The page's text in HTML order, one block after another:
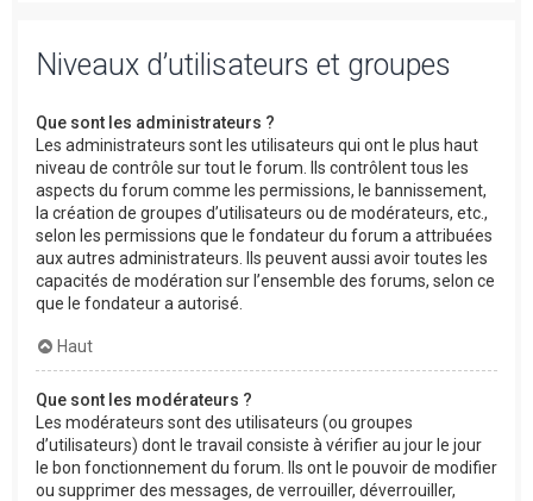
Niveaux d’utilisateurs et groupes
Que sont les administrateurs ?
Les administrateurs sont les utilisateurs qui ont le plus haut
niveau de contrôle sur tout le forum. Ils contrôlent tous les
aspects du forum comme les permissions, le bannissement,
la création de groupes d’utilisateurs ou de modérateurs, etc.,
selon les permissions que le fondateur du forum a attribuées
aux autres administrateurs. Ils peuvent aussi avoir toutes les
capacités de modération sur l’ensemble des forums, selon ce
que le fondateur a autorisé.
Haut
Que sont les modérateurs ?
Les modérateurs sont des utilisateurs (ou groupes
d’utilisateurs) dont le travail consiste à vérifier au jour le jour
le bon fonctionnement du forum. Ils ont le pouvoir de modifier
ou supprimer des messages, de verrouiller, déverrouiller,